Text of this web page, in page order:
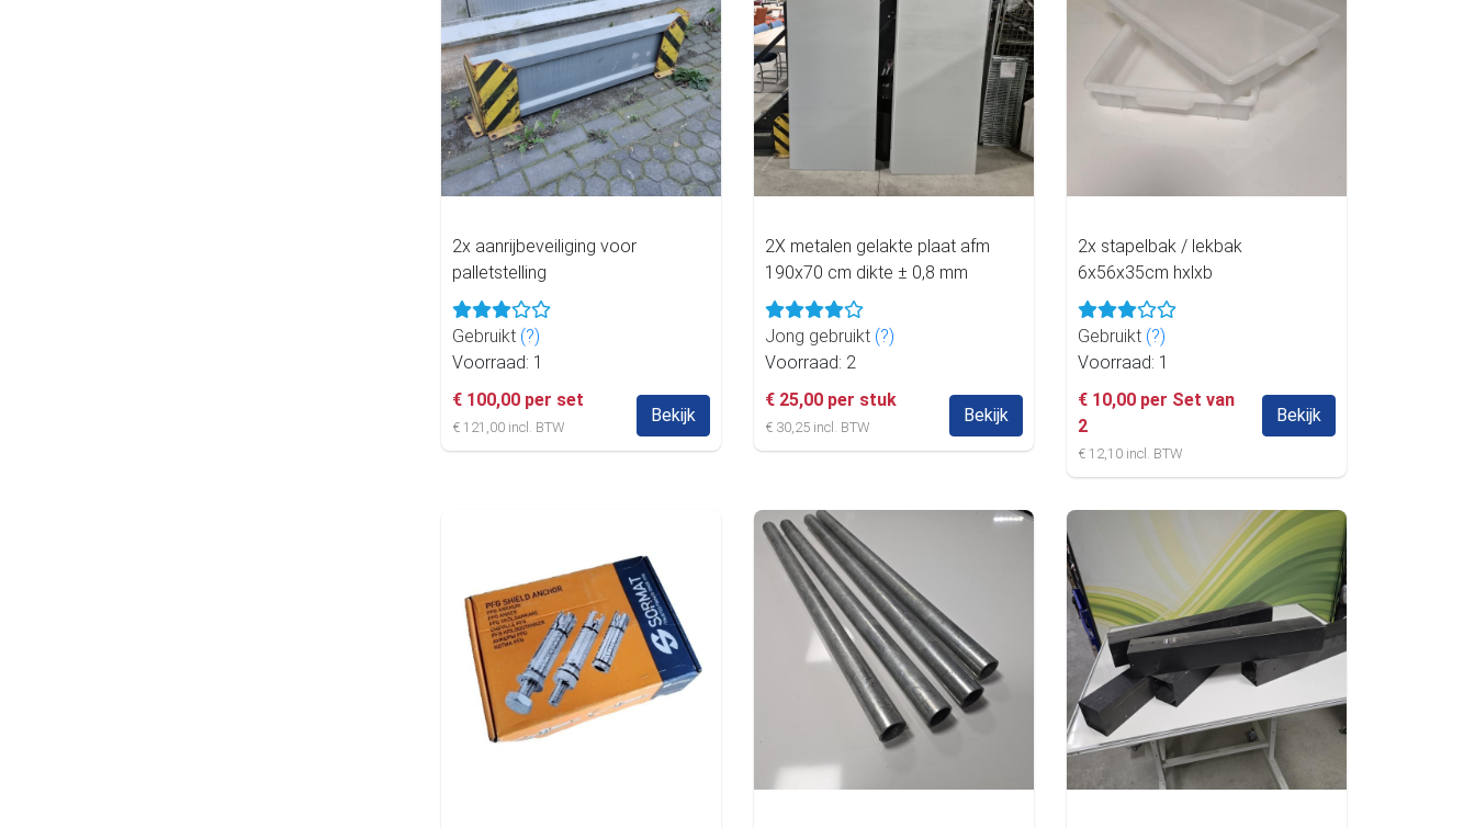
2x aanrijbeveiliging voor
palletstelling
Gebruikt (?)
Voorraad: 1
€ 100,00 per set
€ 121,00 incl. BTW
Bekijk
2X metalen gelakte plaat afm
190x70 cm dikte ± 0,8 mm
Jong gebruikt (?)
Voorraad: 2
€ 25,00 per stuk
€ 30,25 incl. BTW
Bekijk
2x stapelbak / lekbak
6x56x35cm hxlxb
Gebruikt (?)
Voorraad: 1
€ 10,00 per Set van
2
€ 12,10 incl. BTW
Bekijk